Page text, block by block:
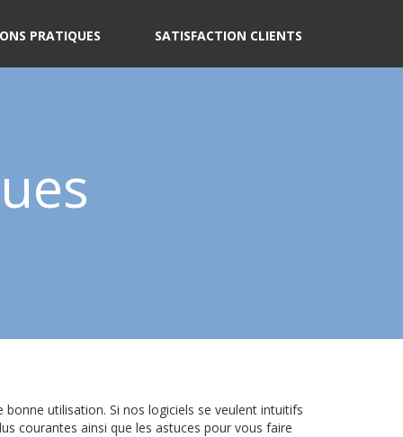
PRATIQUES SATISFACTION CLIENTS
utilisation. Si nos logiciels se veulent intuitifs
courantes ainsi que les astuces pour vous faire